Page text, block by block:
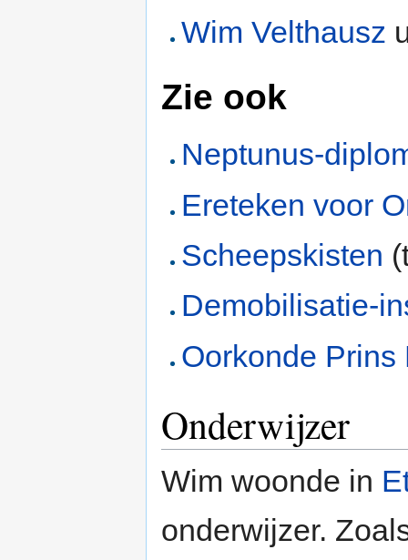
Wim Velthausz
Zie ook
Neptunus-
Ereteken voor
Scheepskisten
Demobilisatie-
Oorkonde Prins
Onderwijzer
Wim woonde in
onderwijzer.